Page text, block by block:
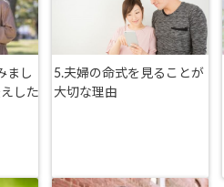
まし
した
5.夫婦の命式を見ることが
大切な理由